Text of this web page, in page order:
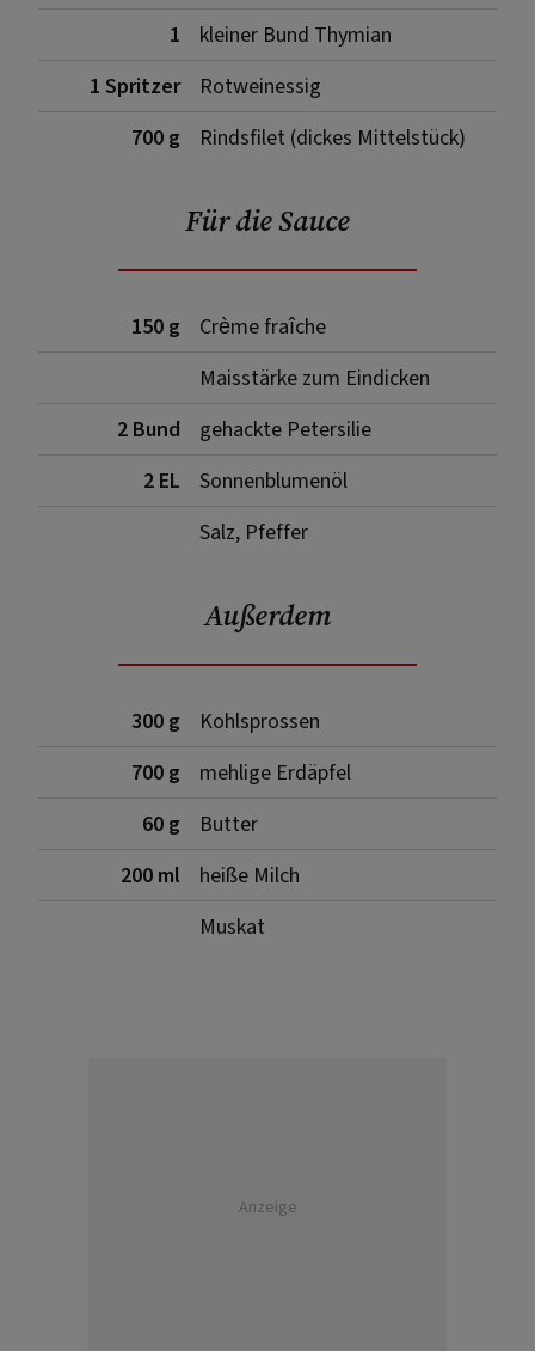
1
kleiner Bund Thymian
1 Spritzer
Rotweinessig
700 g
Rindsfilet (dickes Mittelstück)
Für die Sauce
150 g
Crème fraîche
Maisstärke zum Eindicken
2 Bund
gehackte Petersilie
2 EL
Sonnenblumenöl
Salz, Pfeffer
Außerdem
300 g
Kohlsprossen
700 g
mehlige Erdäpfel
60 g
Butter
200 ml
heiße Milch
Muskat
Anzeige